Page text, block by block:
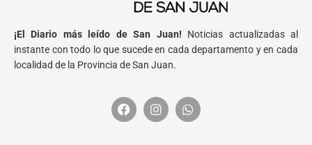
¡El Diario más leído de San Juan! Noticias actualizadas al
instante con todo lo que sucede en cada departamento y en cada
localidad de la Provincia de San Juan.